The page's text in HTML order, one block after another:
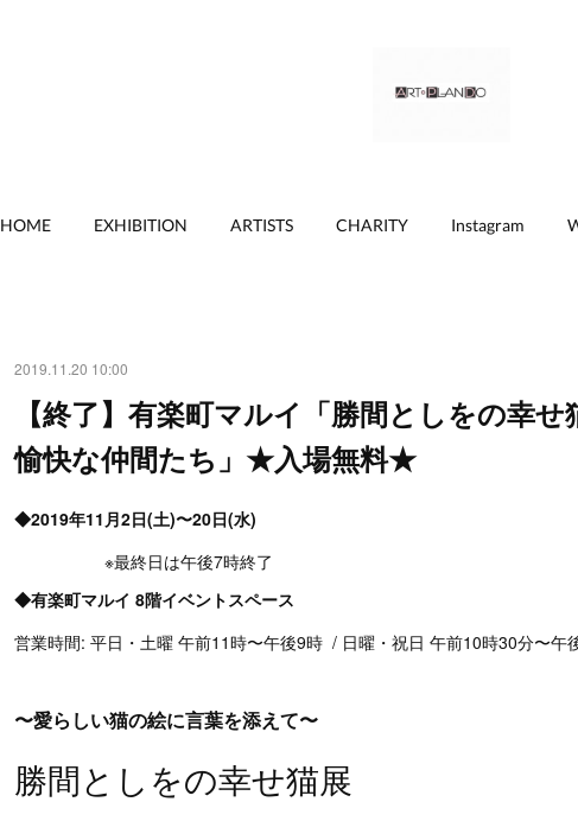
HOME EXHIBITION ARTISTS CHARITY Instagram
2019.11.20 10:00
【終了】有楽町マルイ「勝間としをの幸
愉快な仲間たち」★入場無料★
◆2019年11月2日(土)〜20日(水)
※最終日は午後7時終了
◆有楽町マルイ 8階イベントスペース
営業時間: 平日・土曜 午前11時〜午後9時 / 日曜・祝日 午前10時30分〜午
〜愛らしい猫の絵に言葉を添えて〜
勝間としをの幸せ猫展